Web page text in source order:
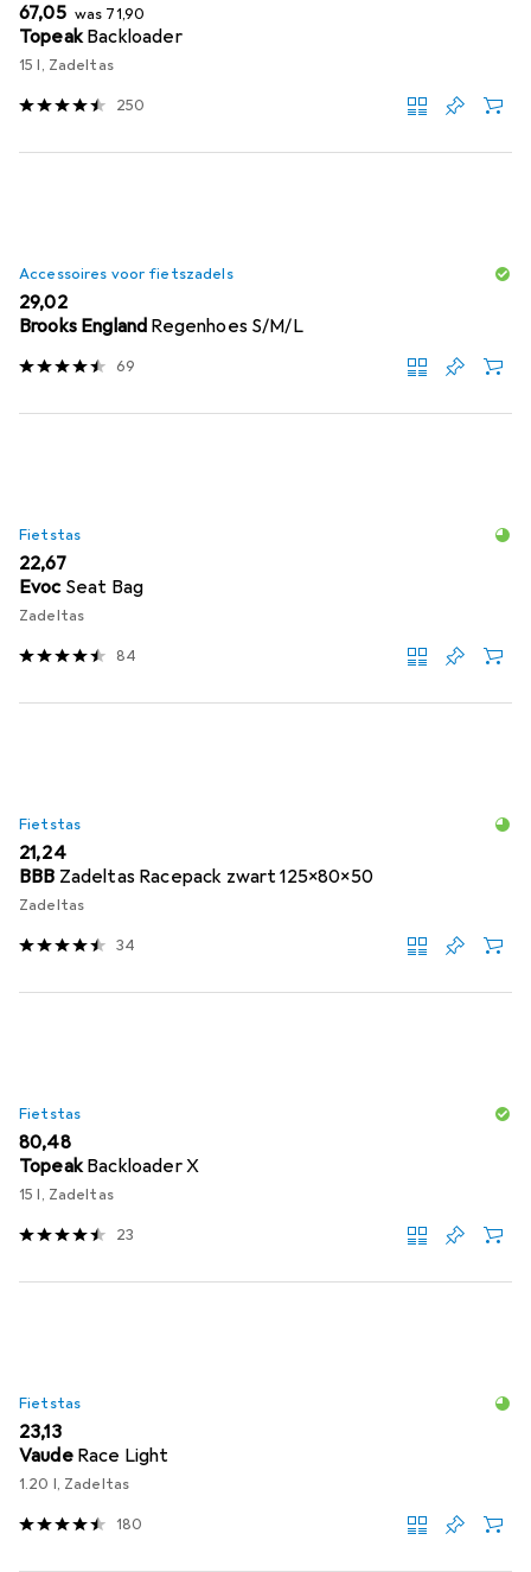
EUR
67,05 was EUR
71,90
Topeak Backloader
15 l, Zadeltas
250
Accessoires voor fietszadels
EUR
29,02
Brooks England Regenhoes S/M/L
69
Fietstas
EUR
22,67
Evoc Seat Bag
Zadeltas
84
Fietstas
EUR
21,24
BBB Zadeltas Racepack zwart 125x80x50
Zadeltas
34
Fietstas
EUR
80,48
Topeak Backloader X
15 l, Zadeltas
23
Fietstas
EUR
23,13
Vaude Race Light
1.20 l, Zadeltas
180